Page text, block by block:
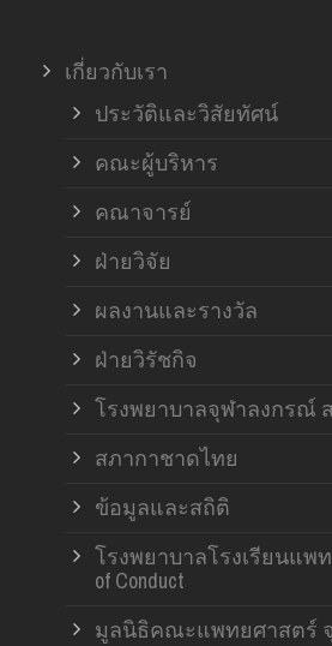
เกี่ยวกับเรา
ประวัติและวิสัยทัศน์
คณะผู้บริหาร
คณาจารย์
ฝ่ายวิจัย
ผลงานและรางวัล
ฝ่ายวิรัชกิจ
โรงพยาบาลจุฬาลงกรณ์
สภากาชาดไทย
ข้อมูลและสถิติ
โรงพยาบาลโรงเรียนแพ
of Conduct
มูลนิธิคณะแพทยศาสตร์